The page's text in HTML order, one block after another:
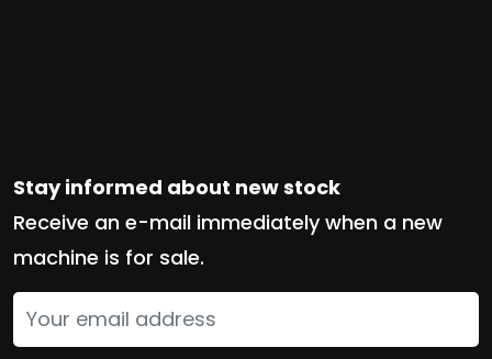
Stay informed about new stock
Receive an e-mail immediately when a new
machine is for sale.